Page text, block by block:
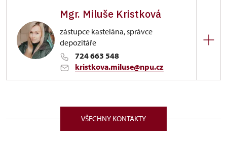
Mgr. Miluše Kristková
zástupce kastelána, správce
depozitáře
724 663 548
kristkova.miluse@npu.cz
Zámecká 51/, Benešov nad Ploučnicí 40722
VŠECHNY KONTAKTY